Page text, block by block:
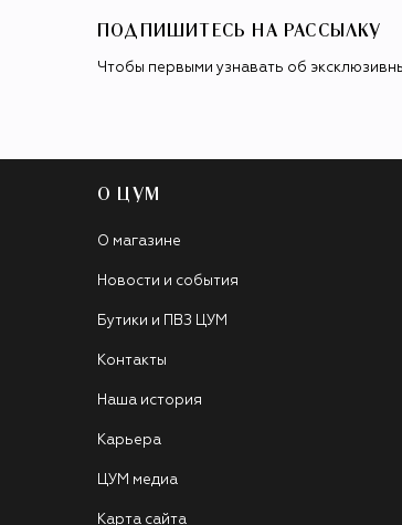
ПОДПИШИТЕСЬ НА РАССЫЛКУ
Чтобы первыми узнавать об
О ЦУМ
О магазине
Новости и события
Бутики и ПВЗ ЦУМ
Контакты
Наша история
Карьера
ЦУМ медиа
Карта сайта